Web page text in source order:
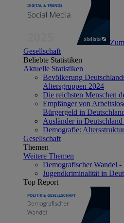
Gesellschaft
Beliebte Statistiken
Aktuelle Statistiken
Bevölkerung
Altersgruppen 2024
Die reichsten Menschen
Empfänger von
Bürgergeld in
Ausländer in
Demografie:
Gesellschaft
Themen
Weitere Themen
Demografischer Wandel
Jugendkriminalität in
Top Report